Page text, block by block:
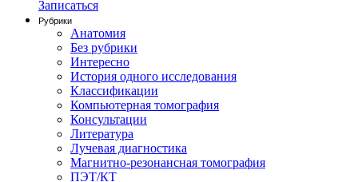
Записаться
Рубрики
Анатомия
Без рубрики
Интересно
История одного исследования
Классификации
Компьютерная томография
Консультации
Литература
Лучевая диагностика
Магнитно-резонансная томография
ПЭТ/КТ